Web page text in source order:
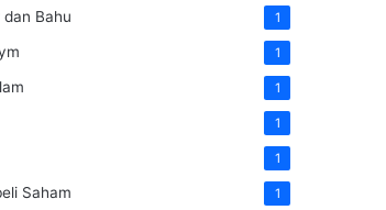
Bahu 1
1
1
1
1
Saham 1